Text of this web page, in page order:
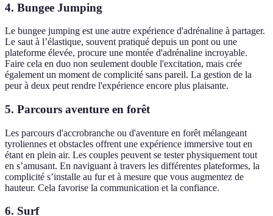
4. Bungee Jumping
Le bungee jumping est une autre expérience d'adrénaline à partager.
Le saut à l’élastique, souvent pratiqué depuis un pont ou une
plateforme élevée, procure une montée d'adrénaline incroyable.
Faire cela en duo non seulement double l'excitation, mais crée
également un moment de complicité sans pareil. La gestion de la
peur à deux peut rendre l'expérience encore plus plaisante.
5. Parcours aventure en forêt
Les parcours d'accrobranche ou d'aventure en forêt mélangeant
tyroliennes et obstacles offrent une expérience immersive tout en
étant en plein air. Les couples peuvent se tester physiquement tout
en s’amusant. En naviguant à travers les différentes plateformes, la
complicité s’installe au fur et à mesure que vous augmentez de
hauteur. Cela favorise la communication et la confiance.
6. Surf